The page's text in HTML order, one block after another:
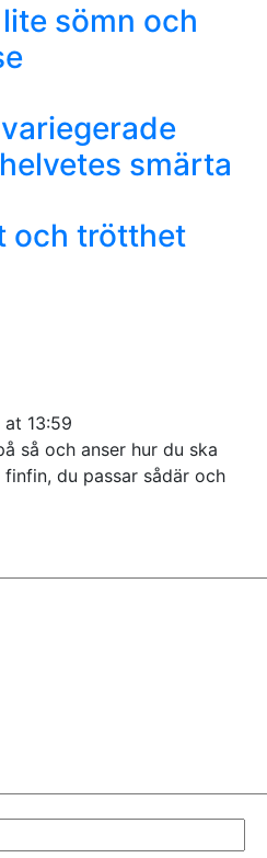
sömn och
smärta
och trötthet
at 13:59
så och anser hur du ska
du passar sådär och